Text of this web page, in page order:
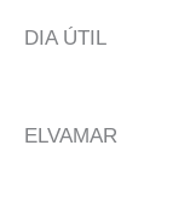
DIA ÚTIL
ELVAMAR